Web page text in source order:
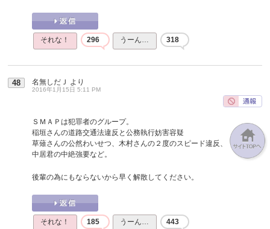
それな！ 296 うーん… 318
48 名無しだＪ より
2016年1月15日 5:11 PM
ＳＭＡＰは犯罪者のグループ。
稲垣さんの道路交通法違反と公務執行妨害容疑
草薙さんの公然わいせつ、木村さんの２度のスピード違反、
中居君の中絶強要など。
後輩の為にもならないから早く解散してください。
それな！ 185 うーん… 443